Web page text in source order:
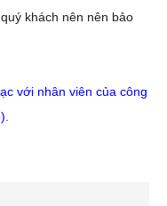
khách nên nên bảo
với nhân viên của công